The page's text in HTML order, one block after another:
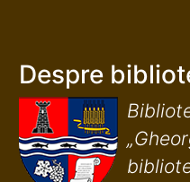
Despre